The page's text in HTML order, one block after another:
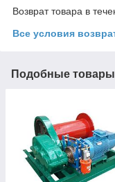
Возврат товара в
Все условия
Подобные